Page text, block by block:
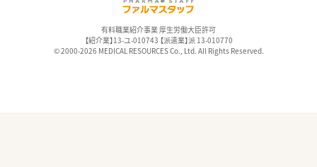
有料職業紹介事業 厚生労働大臣許可
【紹介業】13-ユ-010743 【派遣業】派 13-010770
© 2000-2026 MEDICAL RESOURCES Co., Ltd. All Rights Reserved.